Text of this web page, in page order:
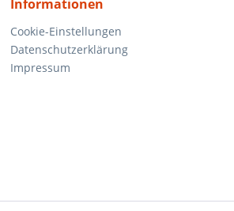
Informationen
Cookie-Einstellungen
Datenschutzerklärung
Impressum